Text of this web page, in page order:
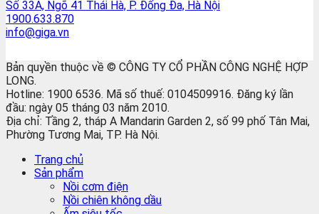
Số 33A, Ngõ 41 Thái Hà, P. Đống Đa, Hà Nội
1900.633.870
info@giga.vn
Bản quyền thuộc về © CÔNG TY CỔ PHẦN CÔNG NGHỆ HỢP
LONG.
Hotline: 1900 6536. Mã số thuế: 0104509916. Đăng ký lần
đầu: ngày 05 tháng 03 năm 2010.
Địa chỉ: Tầng 2, tháp A Mandarin Garden 2, số 99 phố Tân Mai,
Phường Tương Mai, TP. Hà Nội.
Trang chủ
Sản phẩm
Nồi cơm điện
Nồi chiên không dầu